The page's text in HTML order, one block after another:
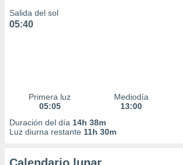
Salida del sol
05:40
Primera luz
05:05
Mediodía
13:00
Duración del día 14h 38m
Luz diurna restante 11h 30m